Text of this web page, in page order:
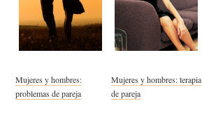
Mujeres y hombres:
problemas de pareja
Mujeres y hombres: terapia
de pareja